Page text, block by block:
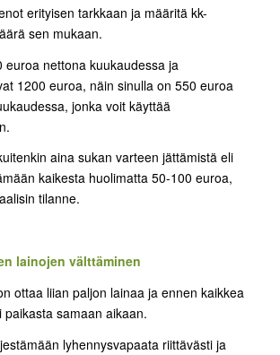
erityisen tarkkaan ja määritä kk-
sen mukaan.
euroa nettona kuukaudessa ja
1200 euroa, näin sinulla on 550 euroa
jonka voit käyttää
aina sukan varteen jättämistä eli
kaikesta huolimatta 50-100 euroa,
tilanne.
lainojen välttäminen
ottaa liian paljon lainaa ja ennen kaikkea
paikasta samaan aikaan.
lyhennysvapaata riittävästi ja